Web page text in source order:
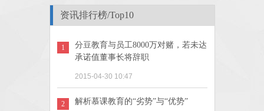
资讯排行榜/Top10
1
分豆教育与员工8000万对赌，若未达
承诺值董事长将辞职
2015-04-30 10:47
2 解析慕课教育的“劣势”与“优势”